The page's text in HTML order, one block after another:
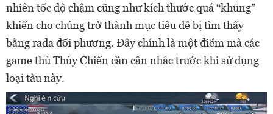
nhiên tốc độ chậm cũng như kích thước quá “khủng”
khiến cho chúng trở thành mục tiêu dễ bị tìm thấy
bằng rada đối phương. Đây chính là một điểm mà các
game thủ Thủy Chiến cần cân nhắc trước khi sử dụng
loại tàu này.